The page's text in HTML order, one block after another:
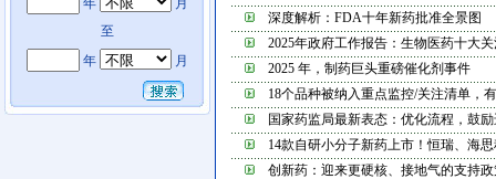
年
月
至
年
月
深度解析：FDA十年新药批准全景图
2025年政府工作报告：生物医药十大
2025 年，制药巨头重磅催化剂事件
18个品种被纳入重点监控/关注清单，
国家药监局最新表态：优化流程，鼓
14款自研小分子新药上市！恒瑞、海
创新药：迎来更硬核、接地气的支持